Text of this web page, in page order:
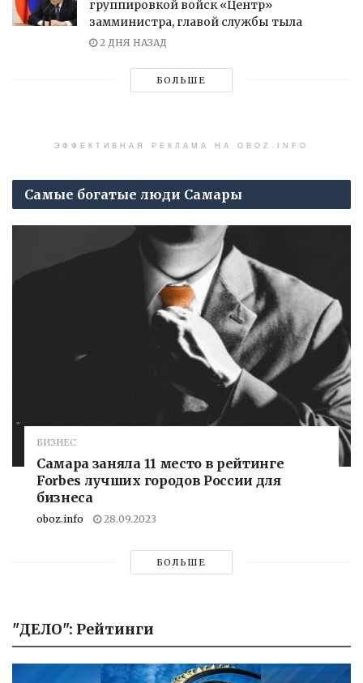
группировкой войск «Центр»
замминистра, главой службы тыла
2 ДНЯ НАЗАД
БОЛЬШЕ
ЭФФЕКТИВНАЯ РЕКЛАМА НА OBOZ.INFO
Самые богатые люди Самары
БИЗНЕС
Самара заняла 11 место в рейтинге
Forbes лучших городов России для
бизнеса
oboz.info 28.09.2023
БОЛЬШЕ
"ДЕЛО": Рейтинги